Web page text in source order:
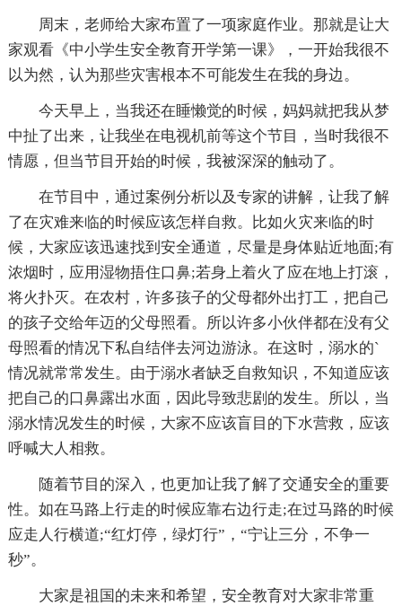
周末，老师给大家布置了一项家庭作业。那就是让大
家观看《中小学生安全教育开学第一课》，一开始我很不
以为然，认为那些灾害根本不可能发生在我的身边。
今天早上，当我还在睡懒觉的时候，妈妈就把我从梦
中扯了出来，让我坐在电视机前等这个节目，当时我很不
情愿，但当节目开始的时候，我被深深的触动了。
在节目中，通过案例分析以及专家的讲解，让我了解
了在灾难来临的时候应该怎样自救。比如火灾来临的时
候，大家应该迅速找到安全通道，尽量是身体贴近地面;有
浓烟时，应用湿物捂住口鼻;若身上着火了应在地上打滚，
将火扑灭。在农村，许多孩子的父母都外出打工，把自己
的孩子交给年迈的父母照看。所以许多小伙伴都在没有父
母照看的情况下私自结伴去河边游泳。在这时，溺水的`
情况就常常发生。由于溺水者缺乏自救知识，不知道应该
把自己的口鼻露出水面，因此导致悲剧的发生。所以，当
溺水情况发生的时候，大家不应该盲目的下水营救，应该
呼喊大人相救。
随着节目的深入，也更加让我了解了交通安全的重要
性。如在马路上行走的时候应靠右边行走;在过马路的时候
应走人行横道;“红灯停，绿灯行”，“宁让三分，不争一
秒”。
大家是祖国的未来和希望，安全教育对大家非常重